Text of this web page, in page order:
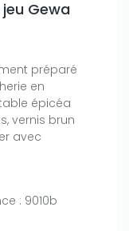
Gewa
préparé
en
épicéa
vernis brun
avec
: 9010b